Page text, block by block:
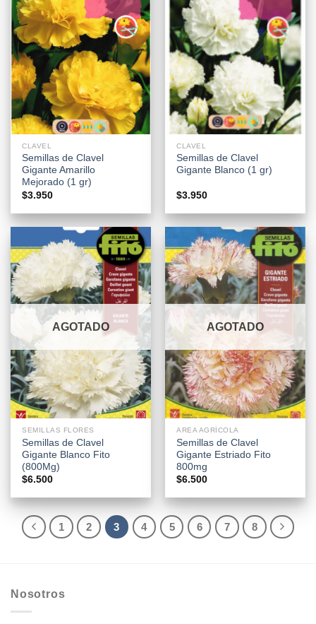
CLAVEL
Semillas de Clavel
Gigante Amarillo
Mejorado (1 gr)
$3.950
CLAVEL
Semillas de Clavel
Gigante Blanco (1 gr)
$3.950
AGOTADO
SEMILLAS FLORES
Semillas de Clavel
Gigante Blanco Fito
(800Mg)
$6.500
AGOTADO
AREA AGRÍCOLA
Semillas de Clavel
Gigante Estriado Fito
800mg
$6.500
1 2 3 4 5 6 7 8
Nosotros